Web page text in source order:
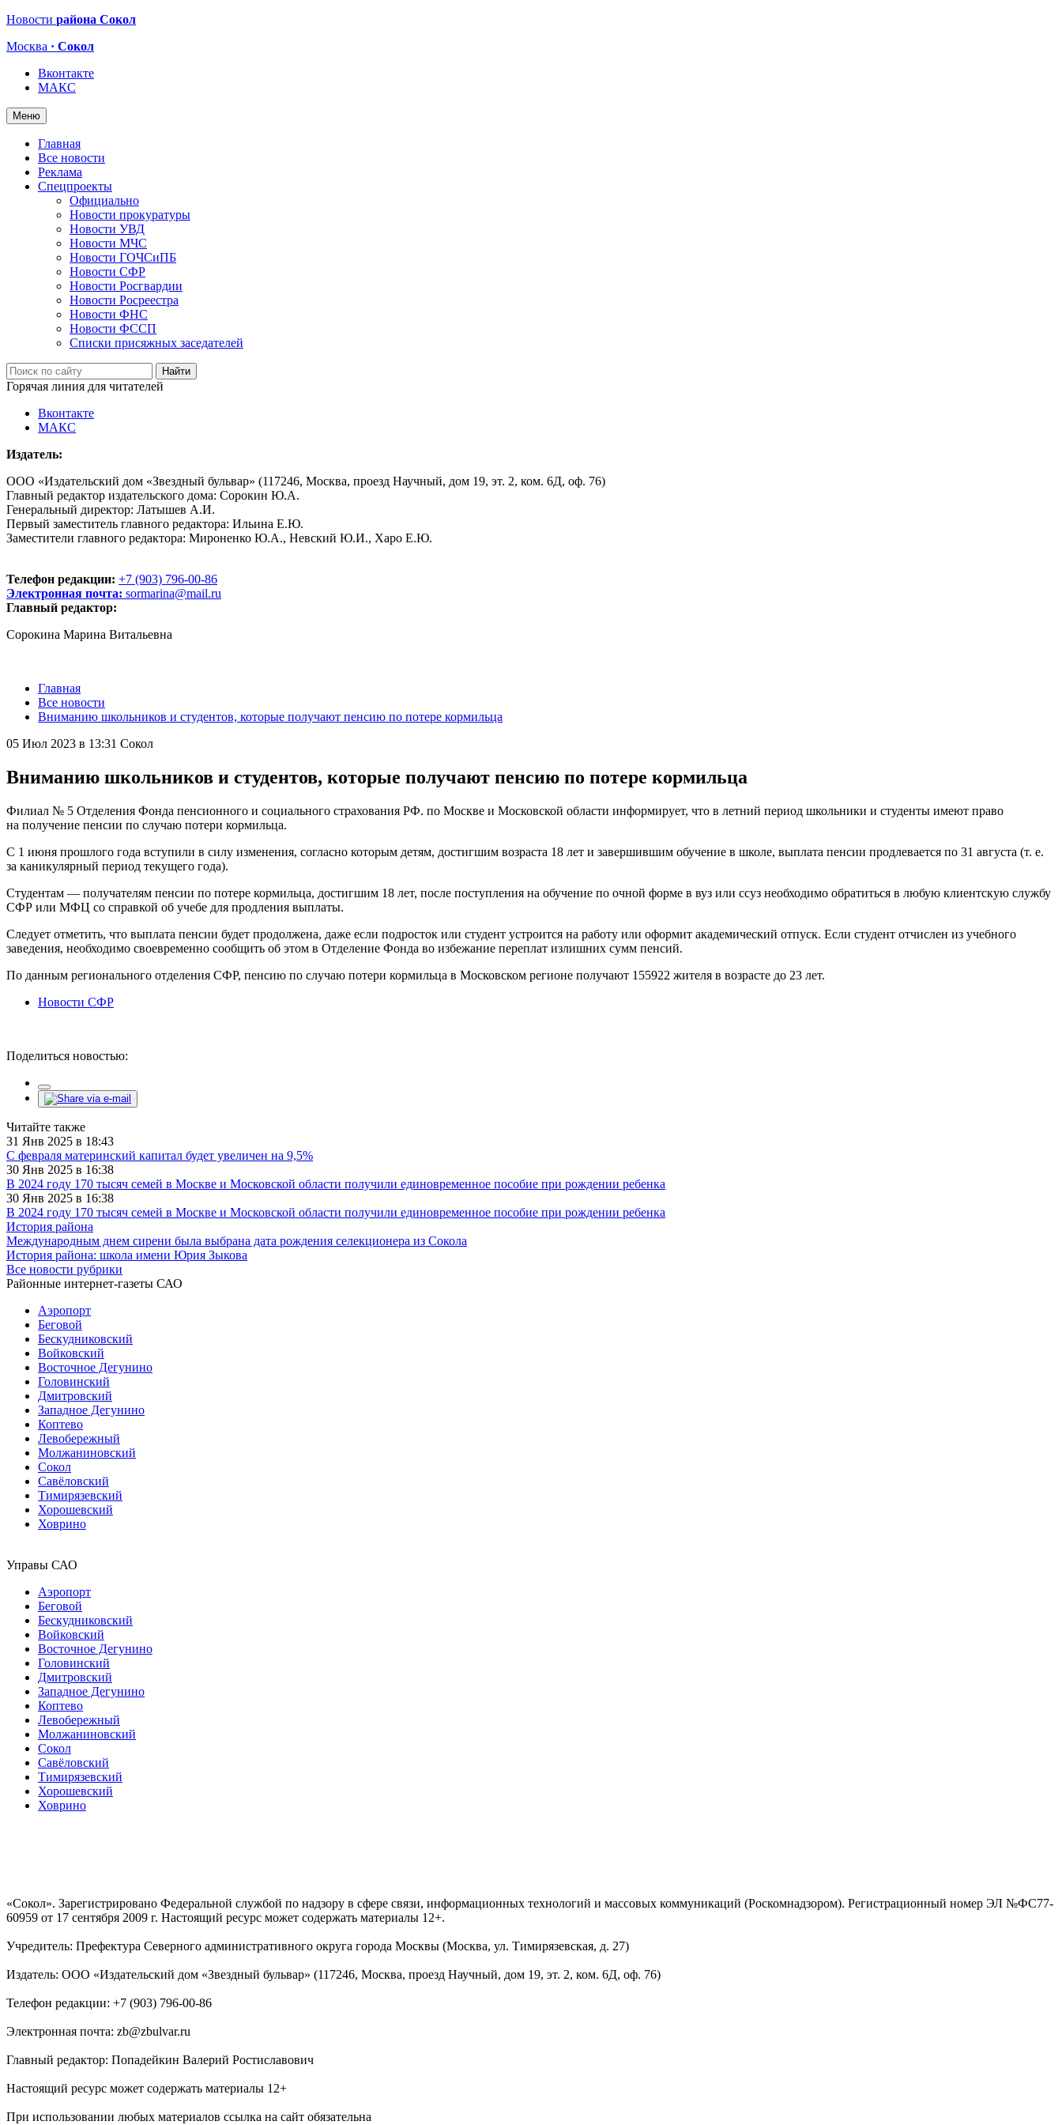
Новости района Сокол
Москва · Сокол
Вконтакте
МАКС
Меню
Главная
Все новости
Реклама
Спецпроекты
Официально
Новости прокуратуры
Новости УВД
Новости МЧС
Новости ГОЧСиПБ
Новости СФР
Новости Росгвардии
Новости Росреестра
Новости ФНС
Новости ФССП
Списки присяжных заседателей
Горячая линия для читателей
Вконтакте
МАКС
Издатель:
ООО «Издательский дом «Звездный бульвар» (117246, Москва, проезд Научный, дом 19, эт. 2, ком. 6Д, оф. 76)
Главный редактор издательского дома: Сорокин Ю.А.
Генеральный директор: Латышев А.И.
Первый заместитель главного редактора: Ильина Е.Ю.
Заместители главного редактора: Мироненко Ю.А., Невский Ю.И., Харо Е.Ю.
Телефон редакции: +7 (903) 796-00-86
Электронная почта: sormarina@mail.ru
Главный редактор:
Сорокина Марина Витальевна
Главная
Все новости
Вниманию школьников и студентов, которые получают пенсию по потере кормильца
05 Июл 2023 в 13:31 Сокол
Вниманию школьников и студентов, которые получают пенсию по потере кормильца
Филиал № 5 Отделения Фонда пенсионного и социального страхования РФ. по Москве и Московской области информирует, что в летний период школьники и студенты имеют право
на получение пенсии по случаю потери кормильца.
С 1 июня прошлого года вступили в силу изменения, согласно которым детям, достигшим возраста 18 лет и завершившим обучение в школе, выплата пенсии продлевается по 31 августа (т. е.
за каникулярный период текущего года).
Студентам — получателям пенсии по потере кормильца, достигшим 18 лет, после поступления на обучение по очной форме в вуз или ссуз необходимо обратиться в любую клиентскую службу
СФР или МФЦ со справкой об учебе для продления выплаты.
Следует отметить, что выплата пенсии будет продолжена, даже если подросток или студент устроится на работу или оформит академический отпуск. Если студент отчислен из учебного
заведения, необходимо своевременно сообщить об этом в Отделение Фонда во избежание переплат излишних сумм пенсий.
По данным регионального отделения СФР, пенсию по случаю потери кормильца в Московском регионе получают 155922 жителя в возрасте до 23 лет.
Новости СФР
Поделиться новостью:
Читайте также
31 Янв 2025 в 18:43
С февраля материнский капитал будет увеличен на 9,5%
30 Янв 2025 в 16:38
В 2024 году 170 тысяч семей в Москве и Московской области получили единовременное пособие при рождении ребенка
30 Янв 2025 в 16:38
В 2024 году 170 тысяч семей в Москве и Московской области получили единовременное пособие при рождении ребенка
История района
Международным днем сирени была выбрана дата рождения селекционера из Сокола
История района: школа имени Юрия Зыкова
Все новости рубрики
Районные интернет-газеты САО
Аэропорт
Беговой
Бескудниковский
Войковский
Восточное Дегунино
Головинский
Дмитровский
Западное Дегунино
Коптево
Левобережный
Молжаниновский
Сокол
Савёловский
Тимирязевский
Хорошевский
Ховрино
Управы САО
Аэропорт
Беговой
Бескудниковский
Войковский
Восточное Дегунино
Головинский
Дмитровский
Западное Дегунино
Коптево
Левобережный
Молжаниновский
Сокол
Савёловский
Тимирязевский
Хорошевский
Ховрино
«Сокол». Зарегистрировано Федеральной службой по надзору в сфере связи, информационных технологий и массовых коммуникаций (Роскомнадзором). Регистрационный номер ЭЛ №ФС77-
60959 от 17 сентября 2009 г. Настоящий ресурс может содержать материалы 12+.
Учредитель: Префектура Северного административного округа города Москвы (Москва, ул. Тимирязевская, д. 27)
Издатель: ООО «Издательский дом «Звездный бульвар» (117246, Москва, проезд Научный, дом 19, эт. 2, ком. 6Д, оф. 76)
Телефон редакции: +7 (903) 796-00-86
Электронная почта: zb@zbulvar.ru
Главный редактор: Попадейкин Валерий Ростиславович
Настоящий ресурс может содержать материалы 12+
При использовании любых материалов ссылка на сайт обязательна